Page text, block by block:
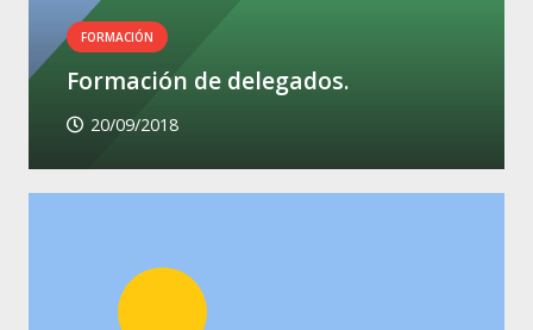
FORMACIÓN
Formación de delegados.
20/09/2018